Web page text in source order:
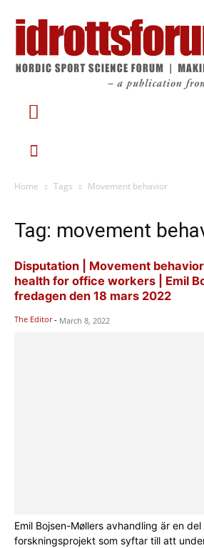
Home Tags Movement behavior
Tag: movement
Disputation | Movement
health for office workers | Emil
fredagen den 18 mars 2022
The Editor - March 8, 2022
Emil Bojsen-Møllers avhandling är en
forskningsprojekt som syftar till att